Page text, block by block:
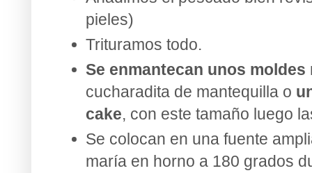
pieles)
Trituramos todo.
Se enmantecan unos moldes
cucharadita de mantequilla o
cake, con este tamaño luego
Se colocan en una fuente
maría en horno a 180 grados